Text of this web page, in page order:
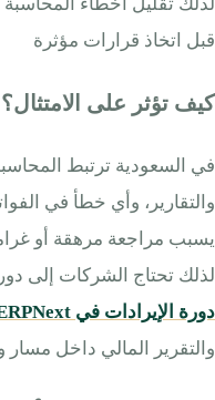
قبل اتخاذ قرارات مؤثرة
كيف تؤثر على الامتثال؟
في السعودية ترتبط المحاسبة
والتقارير، وأي خطأ في
يسبب مراجعة مرهقة أو
لذلك تحتاج الشركات إلى
دورة الإيرادات في ERPNext
والتقرير المالي داخل مسار